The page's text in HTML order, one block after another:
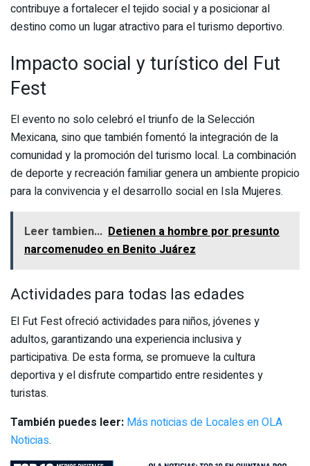
contribuye a fortalecer el tejido social y a posicionar al
destino como un lugar atractivo para el turismo deportivo.
Impacto social y turístico del Fut
Fest
El evento no solo celebró el triunfo de la Selección
Mexicana, sino que también fomentó la integración de la
comunidad y la promoción del turismo local. La combinación
de deporte y recreación familiar genera un ambiente propicio
para la convivencia y el desarrollo social en Isla Mujeres.
Leer tambien... Detienen a hombre por presunto
narcomenudeo en Benito Juárez
Actividades para todas las edades
El Fut Fest ofreció actividades para niños, jóvenes y
adultos, garantizando una experiencia inclusiva y
participativa. De esta forma, se promueve la cultura
deportiva y el disfrute compartido entre residentes y
turistas.
También puedes leer: Más noticias de Locales en OLA
Noticias.